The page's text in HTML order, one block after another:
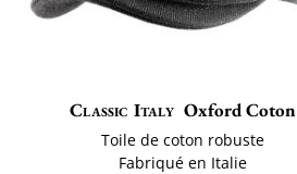
Classic Italy Oxford Coton
Toile de coton robuste
Fabriqué en Italie